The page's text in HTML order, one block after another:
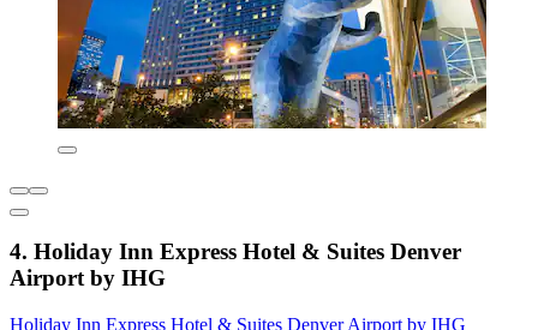
4. Holiday Inn Express Hotel & Suites Denver
Airport by IHG
Holiday Inn Express Hotel & Suites Denver Airport by IHG